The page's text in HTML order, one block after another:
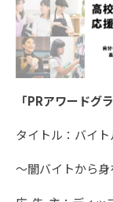
「PRアワードグ
タイトル：バイト
〜闇バイトから